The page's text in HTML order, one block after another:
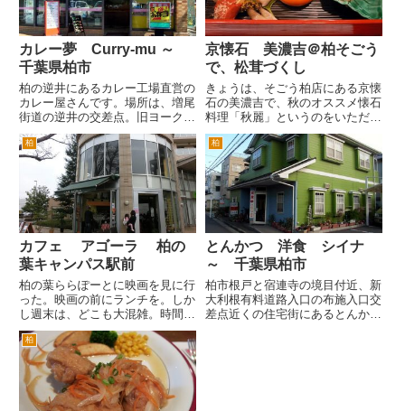
カレー夢 Curry-mu ～
千葉県柏市
柏の逆井にあるカレー工場直営の
カレー屋さんです。場所は、増尾
街道の逆井の交差点。旧ヨークマ
ート増尾店があった場所で現在の
健美の湯と柏洋スイマーズやワン
ダーグーが近くにある交差点を柏
南病院方面へ。道なりに進むと右
手に柏市立逆井中学校があるの
で...
京懐石 美濃吉＠柏そごう
で、松茸づくし
きょうは、そごう柏店にある京懐
石の美濃吉で、秋のオススメ懐石
料理「秋麗」というのをいただき
ました。秋の野菜などをテーマに
した懐石料理で、季節柄松茸がた
くさん出てきました。これで
7350円は、リーズナブルかもし
れません。時間も90分くらいか
か...
柏
カフェ アゴーラ 柏の
葉キャンパス駅前
柏の葉ららぽーとに映画を見に行
った。映画の前にランチを。しか
し週末は、どこも大混雑。時間も
ないし。あ、いいお店があった。
と柏+のshoooojiさんのブログに
出ていたお店を思い出した。 正
確な場所は覚えていなかったけ
ど、たぶんあの写真はT...
柏
とんかつ 洋食 シイナ
～ 千葉県柏市
柏市根戸と宿連寺の境目付近、新
大利根有料道路入口の布施入口交
差点近くの住宅街にあるとんかつ
柏